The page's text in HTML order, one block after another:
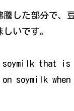
した部分で、
いです。
that is
on soymilk